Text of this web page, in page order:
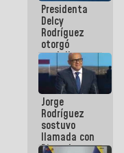
abordar
planes de
acción
Presidenta
Delcy
Rodríguez
otorgó
medalla
"Héroe de
Venezuela"
a servidores
públicos
Jorge
Rodríguez
sostuvo
llamada con
Dinorah